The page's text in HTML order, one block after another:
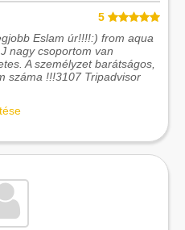
5
Eslam úr!!!!:) from aqua
nagy csoportom van
A személyzet barátságos,
száma !!!3107 Tripadvisor